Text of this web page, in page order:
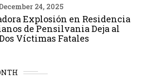
24, 2025
Explosión en Residencia
de Pensilvania Deja al
Víctimas Fatales